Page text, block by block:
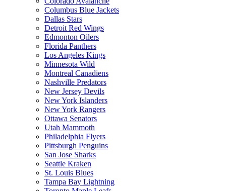
Columbus Blue Jackets
Dallas Stars
Detroit Red Wings
Edmonton Oilers
Florida Panthers
Los Angeles Kings
Minnesota Wild
Montreal Canadiens
Nashville Predators
New Jersey Devils
New York Islanders
New York Rangers
Ottawa Senators
Utah Mammoth
Philadelphia Flyers
Pittsburgh Penguins
San Jose Sharks
Seattle Kraken
St. Louis Blues
Tampa Bay Lightning